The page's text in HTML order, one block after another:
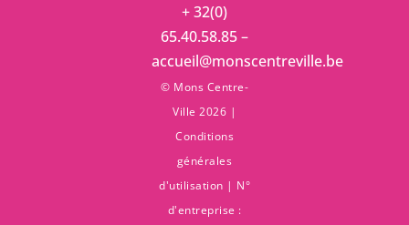
+ 32(0)
65.40.58.85 –
accueil@monscentreville.be
© Mons Centre-
Ville 2026 |
Conditions
générales
d'utilisation | N°
d'entreprise :